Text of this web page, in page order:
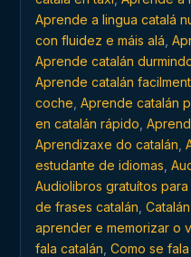
Aprende a lingua catalá
con fluidez e máis alá
Aprende catalán
Aprende catalán
coche Aprende catalán
en catalán rápido
Aprendizaxe do catalán
estudante de idiomas
Audiolibros gratuítos
de frases catalán
aprender e memorizar o
fala catalán Como se